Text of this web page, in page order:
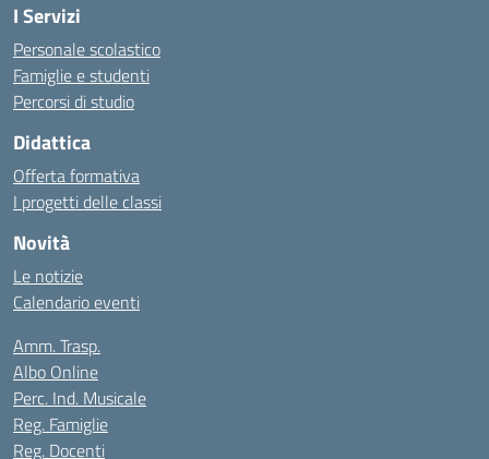
I Servizi
Personale scolastico
Famiglie e studenti
Percorsi di studio
Didattica
Offerta formativa
I progetti delle classi
Novità
Le notizie
Calendario eventi
Amm. Trasp.
Albo Online
Perc. Ind. Musicale
Reg. Famiglie
Reg. Docenti